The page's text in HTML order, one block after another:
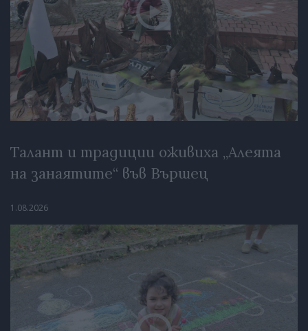
Талант и традиции оживиха „Алеята
на занаятите“ във Вършец
1.08.2026